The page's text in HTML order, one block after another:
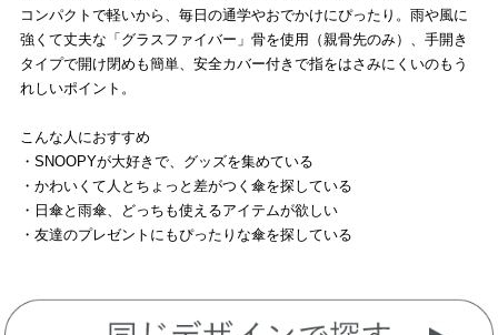
コンパクトで軽いから、毎日の通学やおでかけにぴったり。雨や風に
強くて丈夫な「グラスファイバー」骨を使用（親骨先のみ）、手開き
タイプで開け閉めも簡単、安全カバー付きで指をはさみにくいのもう
れしいポイント。
こんな人におすすめ
・SNOOPYが大好きで、グッズを集めている
・かわいくて人とちょっと差がつく傘を探している
・日傘と雨傘、どっちも使えるアイテムが欲しい
・友達のプレゼントにもぴったりな傘を探している